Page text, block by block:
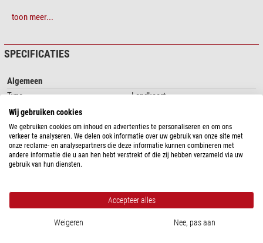
elke plaats terug! Onder andere de
Een prachtige kaart die zin geeft om Ierland eens te bezoeken
De kaart wordt opgerold in een plastic koker geleverd.
watermerk van de fabrikant
toon meer...
SPECIFICATIES
Algemeen
Type
Landkaart
Onderwerp
Breedte (cm)
76
Hoogte (cm)
91
Materiaal
Papier
Inlijsting
geen
Cartografie
Kaartfuncties op de achterkant
zonder
toon meer...
PRODUCTVEILIGHEID
Wij gebruiken cookies
We gebruiken cookies om inhoud en advertenties te personaliseren en om ons
verkeer te analyseren. We delen ook informatie over uw gebruik van onze site met
onze reclame- en analysepartners die deze informatie kunnen combineren met
andere informatie die u aan hen hebt verstrekt of die zij hebben verzameld via uw
gebruik van hun diensten.
Accepteer alles
Weigeren Nee, pas aan